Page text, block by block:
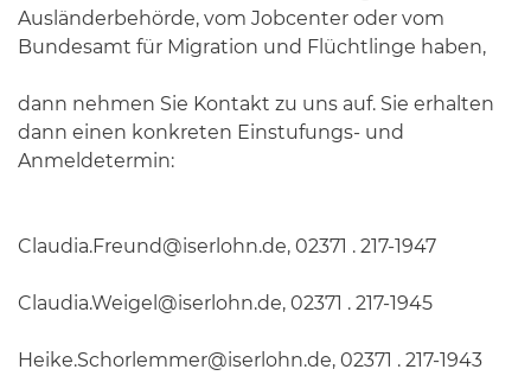
Ausländerbehörde, vom Jobcenter oder vom
Bundesamt für Migration und Flüchtlinge haben,
dann nehmen Sie Kontakt zu uns auf. Sie erhalten
dann einen konkreten Einstufungs- und
Anmeldetermin:
Claudia.Freund@iserlohn.de, 02371 . 217-1947
Claudia.Weigel@iserlohn.de, 02371 . 217-1945
Heike.Schorlemmer@iserlohn.de, 02371 . 217-1943